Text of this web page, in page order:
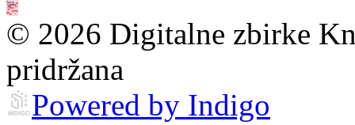
© 2026 Digitalne zbirke
pridržana
Powered by Indigo